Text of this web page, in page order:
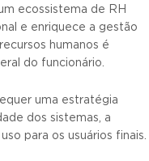
ecossistema de RH
e enriquece a gestão
humanos é
do funcionário.
uma estratégia
dos sistemas, a
para os usuários finais.